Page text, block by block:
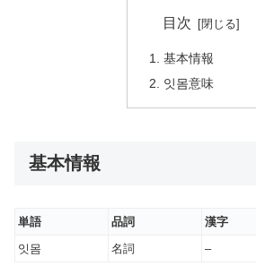
目次
基本情報
잇몸意味
基本情報
単語 品詞 漢字
잇몸
名詞 –